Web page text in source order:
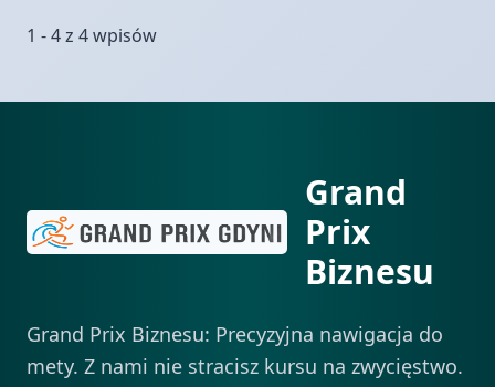
1 - 4 z 4 wpisów
Grand
Prix
Biznesu
Grand Prix Biznesu: Precyzyjna nawigacja do
mety. Z nami nie stracisz kursu na zwycięstwo.